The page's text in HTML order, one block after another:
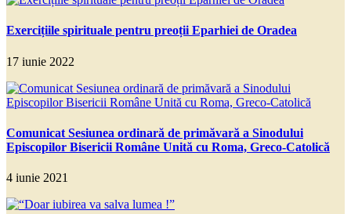
Exercițiile spirituale pentru preoții Eparhiei de Oradea
17 iunie 2022
Comunicat Sesiunea ordinară de primăvară a Sinodului
Episcopilor Bisericii Române Unită cu Roma, Greco-Catolică
4 iunie 2021